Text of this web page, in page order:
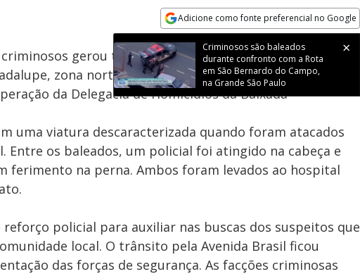
Adicione como fonte preferencial no Google
Opens in new window
Criminosos são baleados
durante confronto com a Rota
em São Bernardo do Campo,
na Grande São Paulo
Velocidade
gerou tensão na manha desta quarta-feira (8)
zona norte do Rio de Janeiro. Dois policiais civis
da Delegacia de Homicídios da Baixada
uma viatura descaracterizada quando foram atacados
Entre os baleados, um policial foi atingido na cabeça e
ferimento na perna. Ambos foram levados ao hospital
policial para auxiliar nas buscas dos suspeitos que
local. O trânsito pela Avenida Brasil ficou
das forças de segurança. As facções criminosas